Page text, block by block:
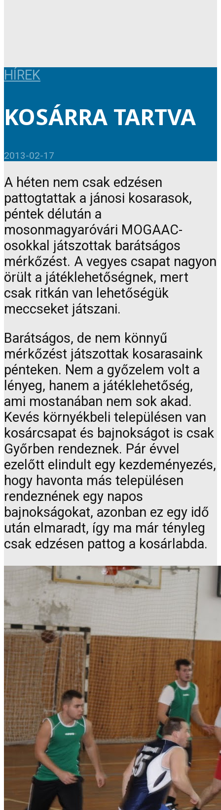
HÍREK
KOSÁRRA TARTVA
2013-02-17
A héten nem csak edzésen
pattogtattak a jánosi kosarasok,
péntek délután a
mosonmagyaróvári MOGAAC-
osokkal játszottak barátságos
mérkőzést. A vegyes csapat nagyon
örült a játéklehetőségnek, mert
csak ritkán van lehetőségük
meccseket játszani.
Barátságos, de nem könnyű
mérkőzést játszottak kosarasaink
pénteken. Nem a győzelem volt a
lényeg, hanem a játéklehetőség,
ami mostanában nem sok akad.
Kevés környékbeli településen van
kosárcsapat és bajnokságot is csak
Győrben rendeznek. Pár évvel
ezelőtt elindult egy kezdeményezés,
hogy havonta más településen
rendeznének egy napos
bajnokságokat, azonban ez egy idő
után elmaradt, így ma már tényleg
csak edzésen pattog a kosárlabda.